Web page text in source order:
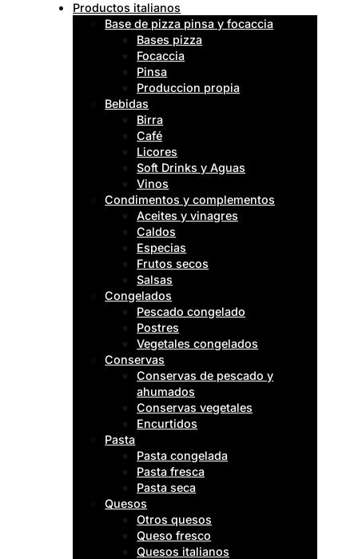
Productos italianos
Base de pizza pinsa y focaccia
Bases pizza
Focaccia
Pinsa
Produccion propia
Bebidas
Birra
Café
Licores
Soft Drinks y Aguas
Vinos
Condimentos y complementos
Aceites y vinagres
Caldos
Especias
Frutos secos
Salsas
Congelados
Pescado congelado
Postres
Vegetales congelados
Conservas
Conservas de pescado y
ahumados
Conservas vegetales
Encurtidos
Pasta
Pasta congelada
Pasta fresca
Pasta seca
Quesos
Otros quesos
Queso fresco
Quesos italianos